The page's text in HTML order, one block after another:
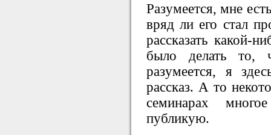
Разумеется, мне
вряд ли его стал
рассказать какой-
было делать то,
разумеется, я
рассказ. А то
семинарах
публикую.